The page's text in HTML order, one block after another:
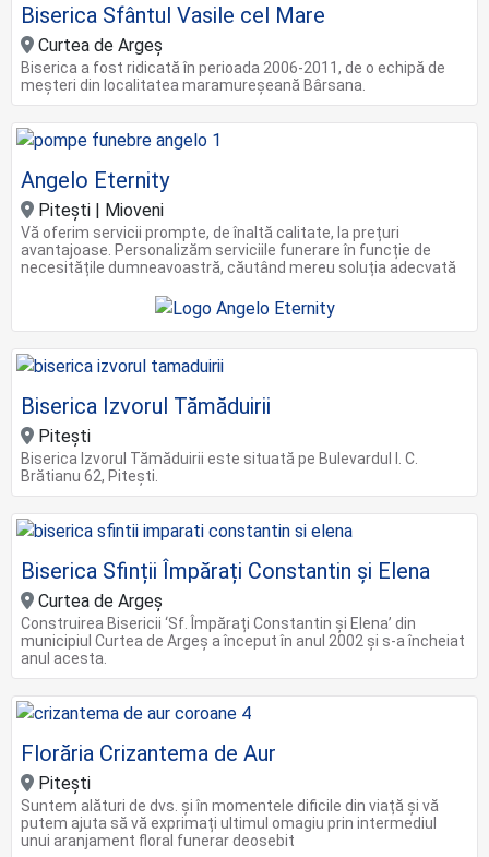
Biserica Sfântul Vasile cel Mare
Curtea de Argeș
Biserica a fost ridicată în perioada 2006-2011, de o echipă de
meșteri din localitatea maramureșeană Bârsana.
Angelo Eternity
Pitești | Mioveni
Vă oferim servicii prompte, de înaltă calitate, la prețuri
avantajoase. Personalizăm serviciile funerare în funcție de
necesitățile dumneavoastră, căutând mereu soluția adecvată
Biserica Izvorul Tămăduirii
Pitești
Biserica Izvorul Tămăduirii este situată pe Bulevardul I. C.
Brătianu 62, Pitești.
Biserica Sfinții Împărați Constantin și Elena
Curtea de Argeș
Construirea Bisericii ‘Sf. Împărați Constantin și Elena’ din
municipiul Curtea de Argeș a început în anul 2002 și s-a încheiat
anul acesta.
Florăria Crizantema de Aur
Piteşti
Suntem alături de dvs. și în momentele dificile din viață și vă
putem ajuta să vă exprimați ultimul omagiu prin intermediul
unui aranjament floral funerar deosebit